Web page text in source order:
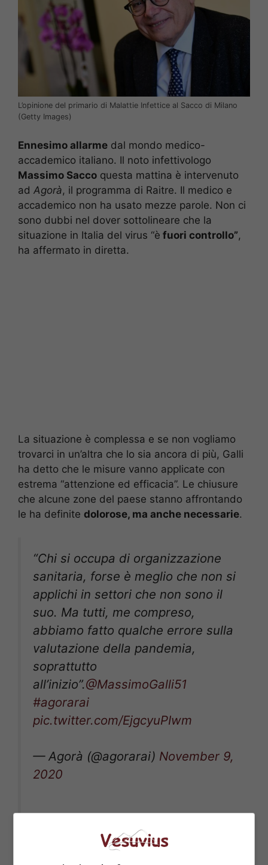
L’opinione del primario di Malattie Infettice al Sacco di Milano
(Getty Images)
Ennesimo allarme dal mondo medico-
accademico italiano. Il noto infettivologo
Massimo Sacco questa mattina è intervenuto
ad Agorà, il programma di Raitre. Il medico e
accademico non ha usato mezze parole. Non ci
sono dubbi nel dover sottolineare che la
situazione in Italia del virus “è fuori controllo”,
ha affermato in diretta.
La situazione è complessa e se non vogliamo
trovarci in un’altra che lo sia ancora di più, Galli
ha detto che le misure vanno applicate con
estrema “attenzione ed efficacia”. Le chiusure
che alcune zone del paese stanno affrontando
le ha definite dolorose, ma anche necessarie.
“Chi si occupa di organizzazione
sanitaria, forse è meglio che non si
applichi in settori che non sono il
suo. Ma tutti, me compreso,
abbiamo fatto qualche errore sulla
valutazione della pandemia,
soprattutto
all’inizio”.@MassimoGalli51
#agorarai
pic.twitter.com/EjgcyuPIwm
— Agorà (@agorarai) November 9,
2020